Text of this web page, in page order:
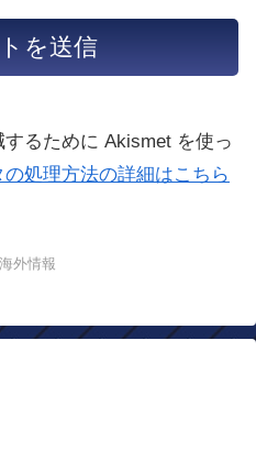
るために Akismet を使っ
処理方法の詳細はこちら
海外情報